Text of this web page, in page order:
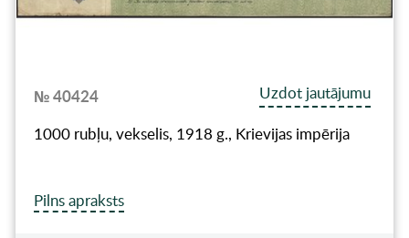
№ 40424
Uzdot jautājumu
1000 rubļu, vekselis, 1918 g., Krievijas impērija
Pilns apraksts